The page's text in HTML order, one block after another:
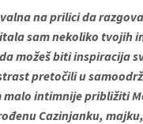
na prilici da
sam nekoliko tvojih
možeš biti inspiracija
pretočili u
malo intimnije približiti
Cazinjanku,